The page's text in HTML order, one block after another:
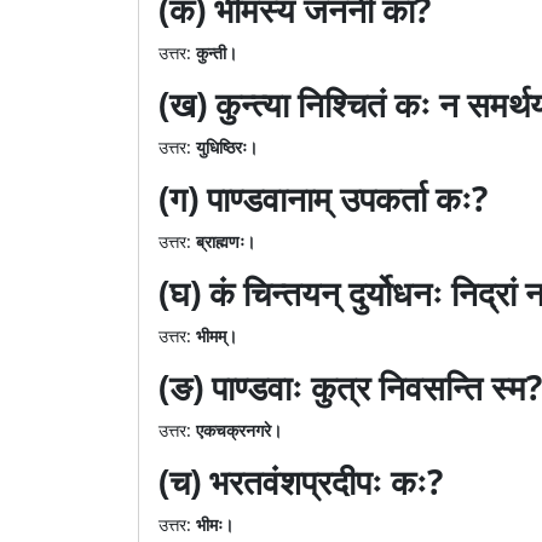
(क) भीमस्य जननी का?
उत्तर:कुन्ती।
(ख) कुन्त्या निश्चितं कः न
उत्तर:युधिष्ठिरः।
(ग) पाण्डवानाम् उपकर्ता कः?
उत्तर:ब्राह्मणः।
(घ) कं चिन्तयन् दुर्योधनः
उत्तर: भीमम्।
(ङ) पाण्डवाः कुत्र निवसन्ति स्म?
उत्तर:एकचक्रनगरे।
(च) भरतवंशप्रदीपः कः?
उत्तर: भीमः।